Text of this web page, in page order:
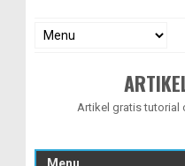
Artikel gratis tutorial